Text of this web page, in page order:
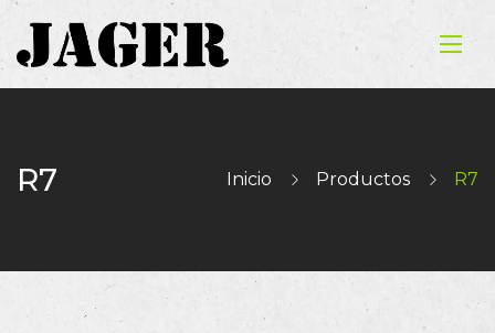
R7 Inicio Productos R7